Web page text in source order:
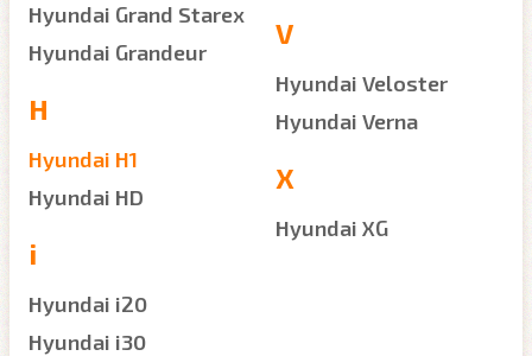
Hyundai Grand Starex
Hyundai Grandeur
H
Hyundai H1
Hyundai HD
i
Hyundai i20
Hyundai i30
V
Hyundai Veloster
Hyundai Verna
X
Hyundai XG